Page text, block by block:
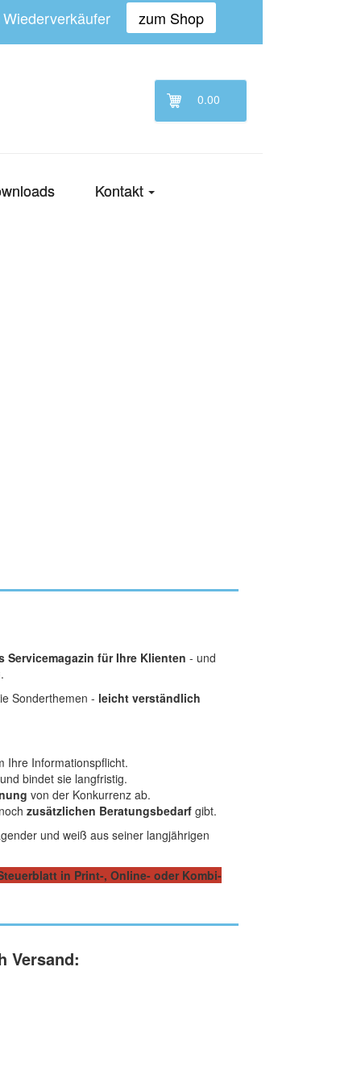
zum Shop
0.00
Kontakt
Servicemagazin für Ihre Klienten - und
Sonderthemen - leicht verständlich
Ihre Informationspflicht.
und bindet sie langfristig.
von der Konkurrenz ab.
zusätzlichen Beratungsbedarfgibt.
und weiß aus seiner langjährigen
in Print-, Online- oder Kombi-
Versand: